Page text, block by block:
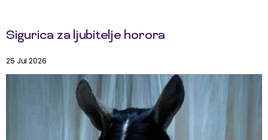
Sigurica za ljubitelje horora
25 Jul 2026